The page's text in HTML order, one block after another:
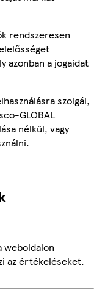
rendszeresen
azonban a jogaidat
szolgál,
GLOBAL
nélkül, vagy
weboldalon
az értékeléseket.